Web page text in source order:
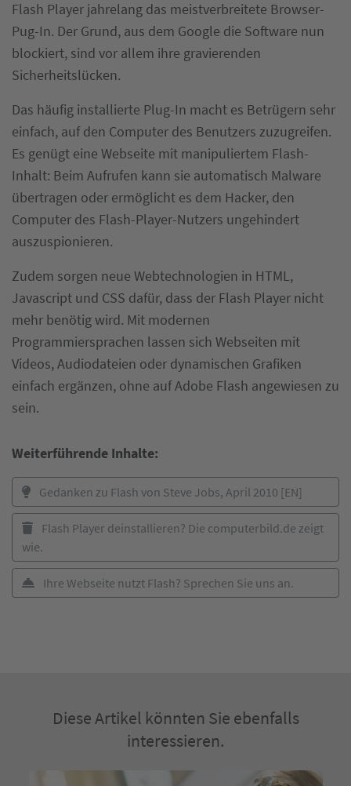
Flash Player jahrelang das meistverbreitete Browser-
Pug-In. Der Grund, aus dem Google die Software nun
blockiert, sind vor allem ihre gravierenden
Sicherheitslücken.
Das häufig installierte Plug-In macht es Betrügern sehr
einfach, auf den Computer des Benutzers zuzugreifen.
Es genügt eine Webseite mit manipuliertem Flash-
Inhalt: Beim Aufrufen kann sie automatisch Malware
übertragen oder ermöglicht es dem Hacker, den
Computer des Flash-Player-Nutzers ungehindert
auszuspionieren.
Zudem sorgen neue Webtechnologien in HTML,
Javascript und CSS dafür, dass der Flash Player nicht
mehr benötig wird. Mit modernen
Programmiersprachen lassen sich Webseiten mit
Videos, Audiodateien oder dynamischen Grafiken
einfach ergänzen, ohne auf Adobe Flash angewiesen zu
sein.
Weiterführende Inhalte:
Gedanken zu Flash von Steve Jobs, April 2010 [EN]
Flash Player deinstallieren? Die computerbild.de zeigt
wie.
Ihre Webseite nutzt Flash? Sprechen Sie uns an.
Diese Artikel könnten Sie ebenfalls
interessieren.